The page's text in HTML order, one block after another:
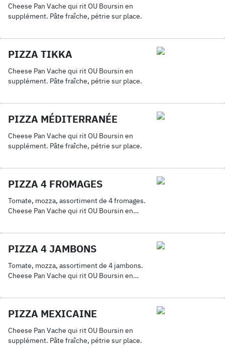
Cheese Pan Vache qui rit OU Boursin en
supplément. Pâte fraîche, pétrie sur place.
PIZZA TIKKA
Cheese Pan Vache qui rit OU Boursin en
supplément. Pâte fraîche, pétrie sur place.
PIZZA MÉDITERRANÉE
Cheese Pan Vache qui rit OU Boursin en
supplément. Pâte fraîche, pétrie sur place.
PIZZA 4 FROMAGES
Tomate, mozza, assortiment de 4 fromages.
Cheese Pan Vache qui rit OU Boursin en
PIZZA 4 JAMBONS
Tomate, mozza, assortiment de 4 jambons.
Cheese Pan Vache qui rit OU Boursin en
PIZZA MEXICAINE
Cheese Pan Vache qui rit OU Boursin en
supplément. Pâte fraîche, pétrie sur place.